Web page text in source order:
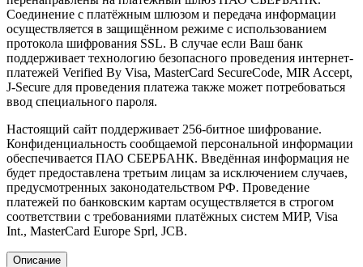
Соединение с платёжным шлюзом и передача информации
осуществляется в защищённом режиме с использованием
протокола шифрования SSL. В случае если Ваш банк
поддерживает технологию безопасного проведения интернет-
платежей Verified By Visa, MasterCard SecureCode, MIR Accept,
J-Secure для проведения платежа также может потребоваться
ввод специального пароля.
Настоящий сайт поддерживает 256-битное шифрование.
Конфиденциальность сообщаемой персональной информации
обеспечивается ПАО СБЕРБАНК. Введённая информация не
будет предоставлена третьим лицам за исключением случаев,
предусмотренных законодательством РФ. Проведение
платежей по банковским картам осуществляется в строгом
соответствии с требованиями платёжных систем МИР, Visa
Int., MasterCard Europe Sprl, JCB.
Описание